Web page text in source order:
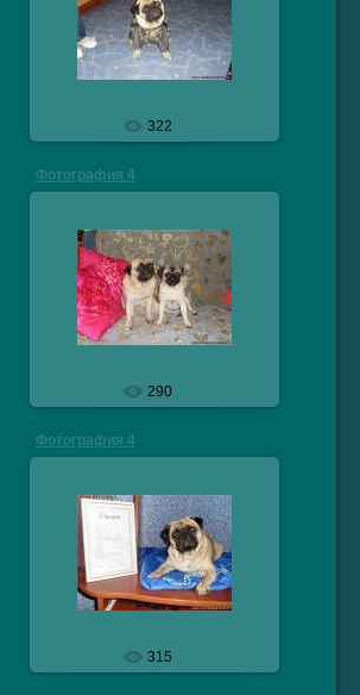
29.10.2009
veresmops
322
Фотография 4
29.10.2009
veresmops
290
Фотография 4
29.10.2009
veresmops
315